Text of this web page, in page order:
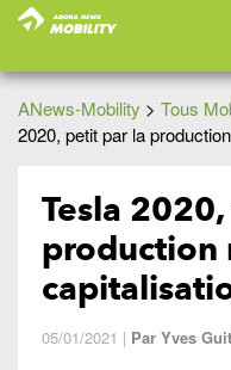
ANews-Mobility > Tous
2020, petit par la
Tesla
production
05/01/2021 | Par Yves